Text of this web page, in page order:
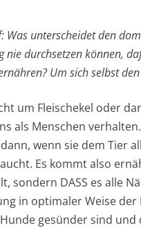
Was unterscheidet den
nie durchsetzen können,
Um sich selbst
um Fleischekel oder
als Menschen
wenn sie dem Tier
Es kommt also
sondern DASS es alle
in optimaler Weise
gesünder sind